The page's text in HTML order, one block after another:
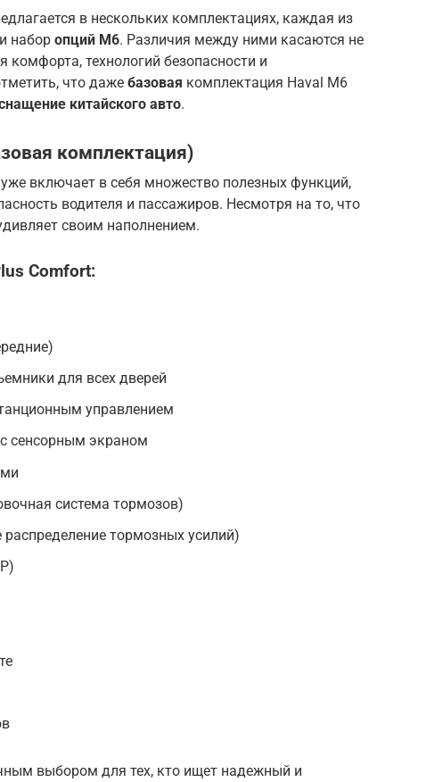
в нескольких комплектациях, каждая из
набор опций M6. Различия между ними касаются не
комфорта, технологий безопасности и
что даже базовая комплектация Haval M6
китайского авто.
комплектация)
включает в себя множество полезных функций,
водителя и пассажиров. Несмотря на то, что
своим наполнением.
Comfort:
для всех дверей
управлением
сенсорным экраном
система тормозов)
распределение тормозных усилий)
выбором для тех, кто ищет надежный и